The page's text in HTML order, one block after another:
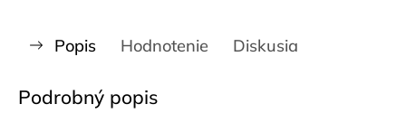
Popis Hodnotenie Diskusia
Podrobný popis